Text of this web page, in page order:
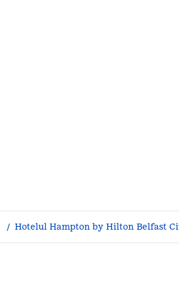
/ Hotelul Hampton by Hilton Belfast